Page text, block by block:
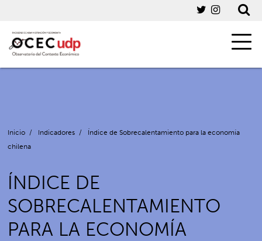
Inicio / Indicadores /
Índice de Sobrecalentamiento para la economía
chilena
ÍNDICE DE
SOBRECALENTAMIENTO
PARA LA ECONOMÍA